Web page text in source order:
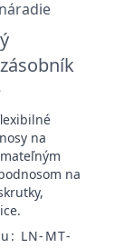
na
na
LN-MT-